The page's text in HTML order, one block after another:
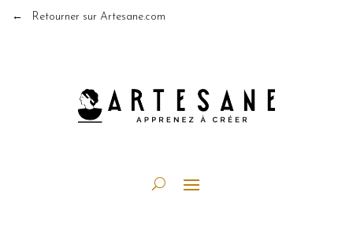
← Retourner sur Artesane.com